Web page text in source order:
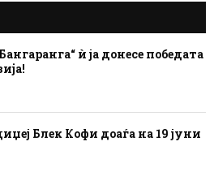
ѝ ја донесе победата
Блек Кофи доаѓа на 19 јуни